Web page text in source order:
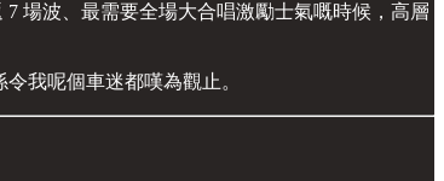
場波、最需要全場大合唱激勵士氣嘅時候，高層
我呢個車迷都嘆為觀止。